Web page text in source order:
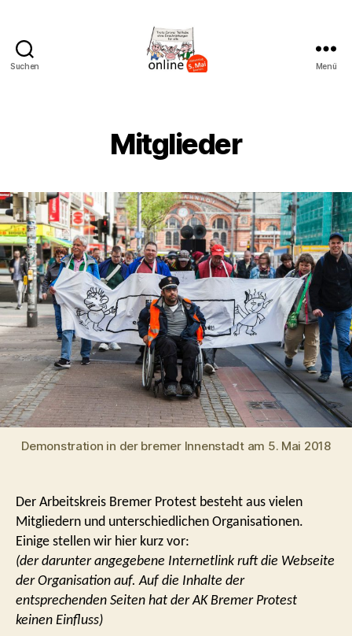
Suchen Menü
Mitglieder
Demonstration in der bremer Innenstadt am 5. Mai 2018
Der Arbeitskreis Bremer Protest besteht aus vielen
Mitgliedern und unterschiedlichen Organisationen.
Einige stellen wir hier kurz vor:
(der darunter angegebene Internetlink ruft die Webseite
der Organisation auf. Auf die Inhalte der
entsprechenden Seiten hat der AK Bremer Protest
keinen Einfluss)